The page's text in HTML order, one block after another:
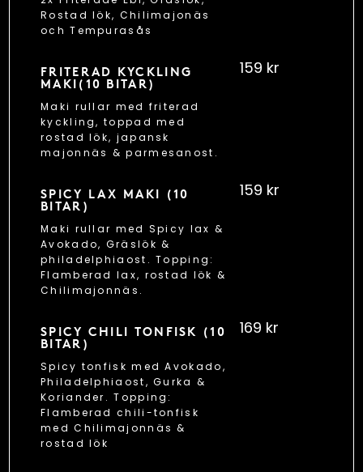
Rostad lök, Chilimajonäs
och Tempurasås
FRITERAD KYCKLING
MAKI(10 BITAR)
Maki rullar med friterad
kyckling, toppad med
rostad lök, japansk
majonnäs & parmesanost.
159 kr
SPICY LAX MAKI (10
BITAR)
Maki rullar med Spicy lax &
Avokado, Gräslök &
philadelphiaost. Topping:
Flamberad lax, rostad lök &
Chilimajonnäs.
159 kr
SPICY CHILI TONFISK (10
BITAR)
Spicy tonfisk med Avokado,
Philadelphiaost, Gurka &
Koriander. Topping:
Flamberad chili-tonfisk
med Chilimajonnäs &
rostad lök
169 kr